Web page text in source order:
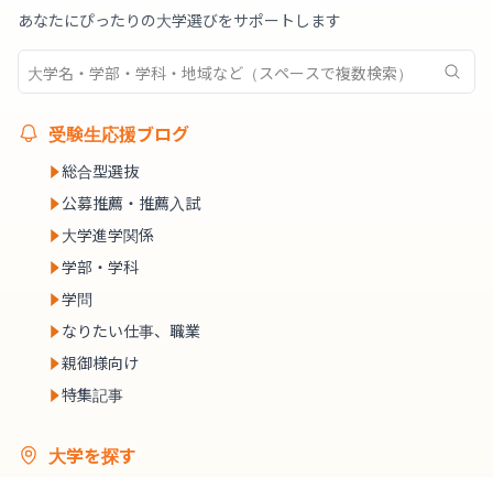
あなたにぴったりの大学選びをサポートします
受験生応援ブログ
総合型選抜
公募推薦・推薦入試
大学進学関係
学部・学科
学問
なりたい仕事、職業
親御様向け
特集記事
大学を探す